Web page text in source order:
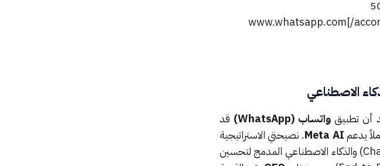
الاصطناعي
واتساب (WhatsApp)
قد
يدعمMeta AI. نصيحتي الاستراتيجية
للمستخدمين وأصحاب الأعمال هي استغلال ميزات “القنوات” (Channels) والذكاء الاصطناعي المدمج لتحسين